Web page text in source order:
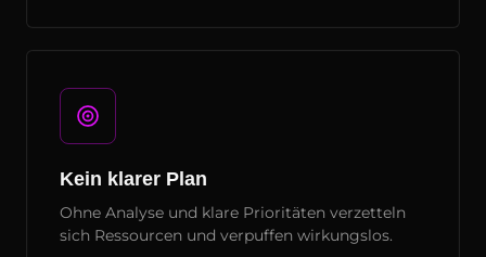
Kein klarer Plan
Ohne Analyse und klare Prioritäten verzetteln
sich Ressourcen und verpuffen wirkungslos.